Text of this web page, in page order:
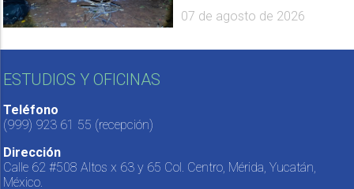
07 de agosto de 2026
ESTUDIOS Y OFICINAS
Teléfono
(999) 923 61 55 (recepción)
Dirección
Calle 62 #508 Altos x 63 y 65 Col. Centro, Mérida, Yucatán,
México.